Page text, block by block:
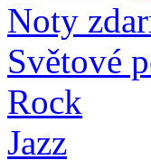
Noty
Světové
Rock
Jazz